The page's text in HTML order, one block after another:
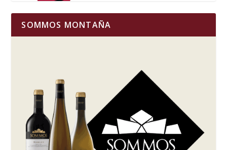
SOMMOS MONTAÑA